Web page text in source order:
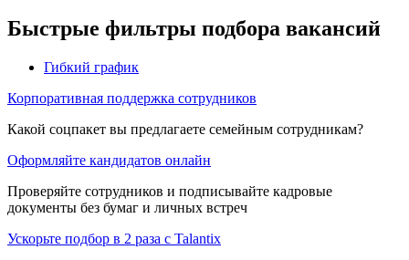
Быстрые фильтры подбора вакансий
Гибкий график
Корпоративная поддержка сотрудников
Какой соцпакет вы предлагаете семейным сотрудникам?
Оформляйте кандидатов онлайн
Проверяйте сотрудников и подписывайте кадровые
документы без бумаг и личных встреч
Ускорьте подбор в 2 раза с Talantix